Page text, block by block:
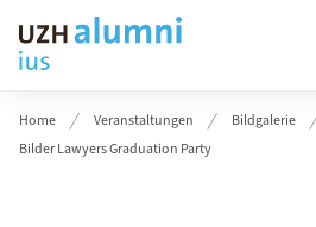
Home Veranstaltungen Bildgalerie
Bilder Lawyers Graduation Party